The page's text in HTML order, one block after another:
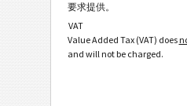
要求提供。
VAT
Value Added Tax (VAT) does
and will not be charged.